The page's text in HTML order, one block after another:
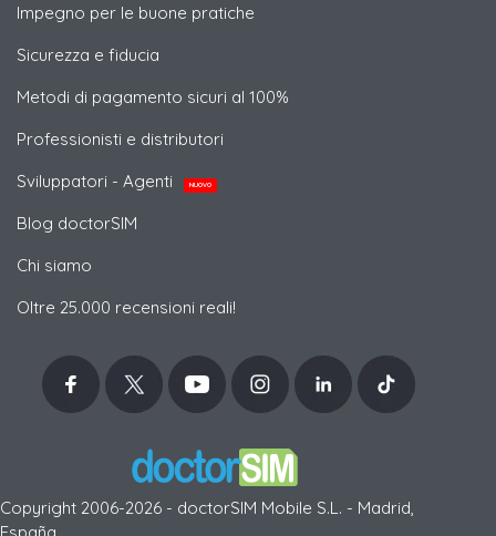
Impegno per le buone pratiche
Sicurezza e fiducia
Metodi di pagamento sicuri al 100%
Professionisti e distributori
Sviluppatori - Agenti
NUOVO
Blog doctorSIM
Chi siamo
Oltre 25.000 recensioni reali!
Copyright 2006-2026 - doctorSIM Mobile S.L. - Madrid,